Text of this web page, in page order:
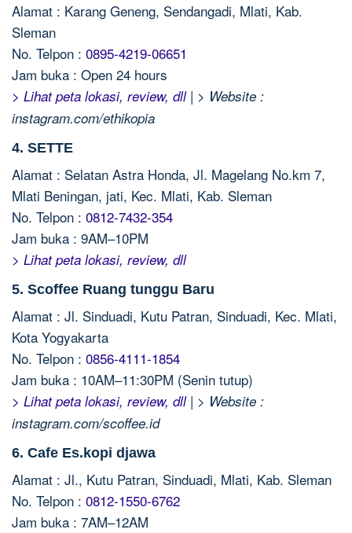
Alamat : Karang Geneng, Sendangadi, Mlati, Kab.
Sleman
No. Telpon : 0895-4219-06651
Jam buka : Open 24 hours
> Lihat peta lokasi, review, dll| > Website :
instagram.com/ethikopia
4. SETTE
Alamat : Selatan Astra Honda, Jl. Magelang No.km 7,
Mlati Beningan, jati, Kec. Mlati, Kab. Sleman
No. Telpon : 0812-7432-354
Jam buka : 9AM–10PM
> Lihat peta lokasi, review, dll
5. Scoffee Ruang tunggu Baru
Alamat : Jl. Sinduadi, Kutu Patran, Sinduadi, Kec. Mlati,
Kota Yogyakarta
No. Telpon : 0856-4111-1854
Jam buka : 10AM–11:30PM (Senin tutup)
> Lihat peta lokasi, review, dll| > Website :
instagram.com/scoffee.id
6. Cafe Es.kopi djawa
Alamat : Jl., Kutu Patran, Sinduadi, Mlati, Kab. Sleman
No. Telpon : 0812-1550-6762
Jam buka : 7AM–12AM